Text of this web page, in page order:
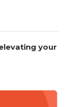
your